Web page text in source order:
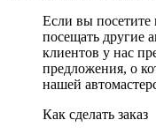
Если вы посетите
посещать другие
клиентов у нас
предложения, о
нашей
Как сделать заказ